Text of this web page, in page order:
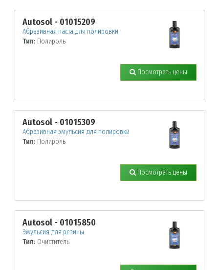
Autosol - 01015209
Абразивная паста для полировки
Тип: Полироль
Посмотреть цены
Autosol - 01015309
Абразивная эмульсия для полировки
Тип: Полироль
Посмотреть цены
Autosol - 01015850
Эмульсия для резины
Тип: Очиститель